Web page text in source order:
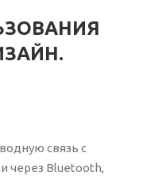
связь с
через Bluetooth,